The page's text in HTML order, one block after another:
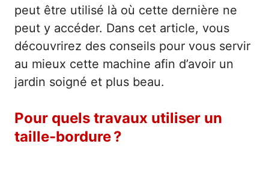
peut être utilisé là où cette dernière ne
peut y accéder. Dans cet article, vous
découvrirez des conseils pour vous servir
au mieux cette machine afin d’avoir un
jardin soigné et plus beau.
Pour quels travaux utiliser un
taille-bordure ?